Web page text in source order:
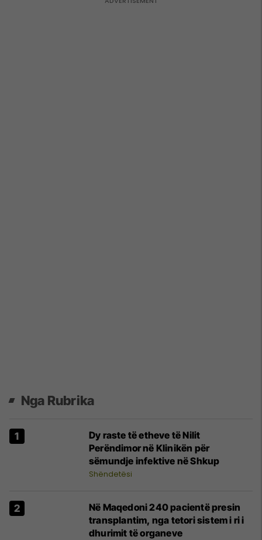
Nga Rubrika
Dy raste të etheve të Nilit
Perëndimor në Klinikën për
sëmundje infektive në Shkup
Shëndetësi
Në Maqedoni 240 pacientë presin
transplantim, nga tetori sistem i ri i
dhurimit të organeve